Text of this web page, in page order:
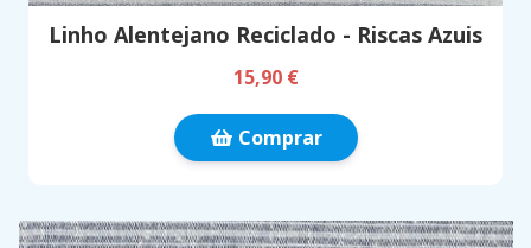
Linho Alentejano Reciclado - Riscas Azuis
15,90 €
Comprar